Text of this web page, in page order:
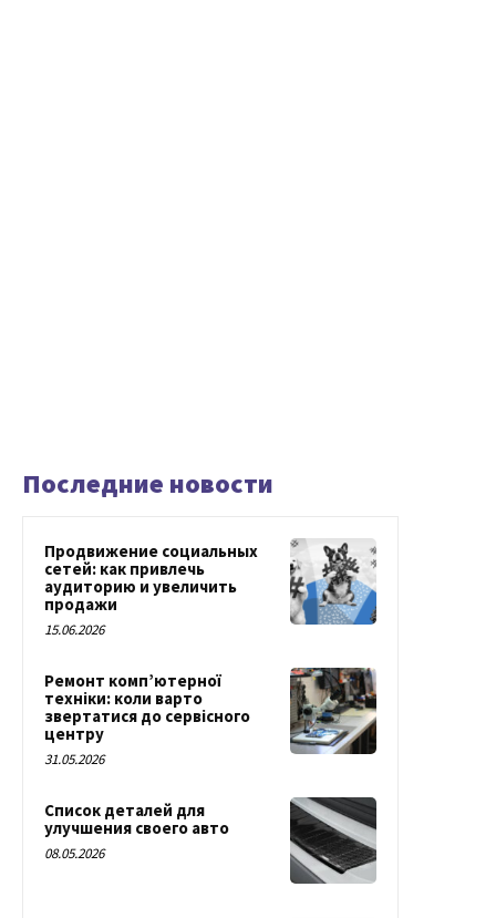
Последние новости
Продвижение социальных
сетей: как привлечь
аудиторию и увеличить
продажи
15.06.2026
Ремонт комп’ютерної
техніки: коли варто
звертатися до сервісного
центру
31.05.2026
Список деталей для
улучшения своего авто
08.05.2026